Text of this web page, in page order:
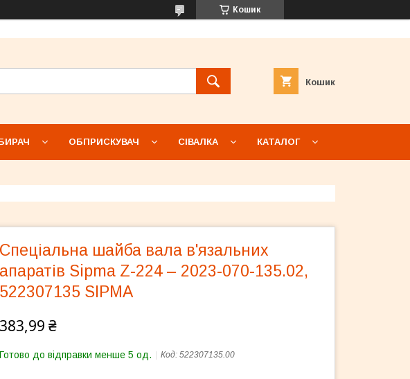
Кошик
Кошик
ОБПРИСКУВАЧ СІВАЛКА КАТАЛОГ
Спеціальна шайба вала в'язальних
апаратів Sipma Z-224 – 2023-070-135.02,
522307135 SIPMA
383,99 ₴
Готово до відправки менше 5 од. Код: 522307135.00